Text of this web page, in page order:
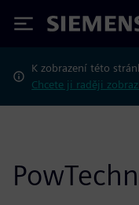
Siemens
K zobrazení této
Chcete ji raději